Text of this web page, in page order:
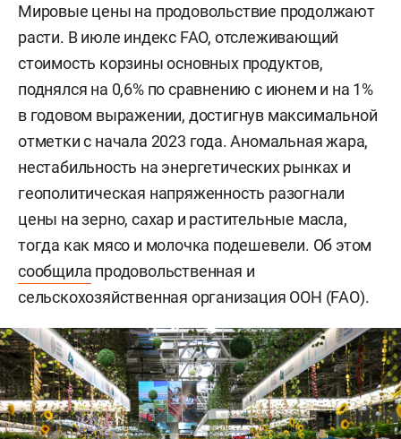
Мировые цены на продовольствие продолжают
расти. В июле индекс FAO, отслеживающий
стоимость корзины основных продуктов,
поднялся на 0,6% по сравнению с июнем и на 1%
в годовом выражении, достигнув максимальной
отметки с начала 2023 года. Аномальная жара,
нестабильность на энергетических рынках и
геополитическая напряженность разогнали
цены на зерно, сахар и растительные масла,
тогда как мясо и молочка подешевели. Об этом
сообщила продовольственная и
сельскохозяйственная организация ООН (FAO).